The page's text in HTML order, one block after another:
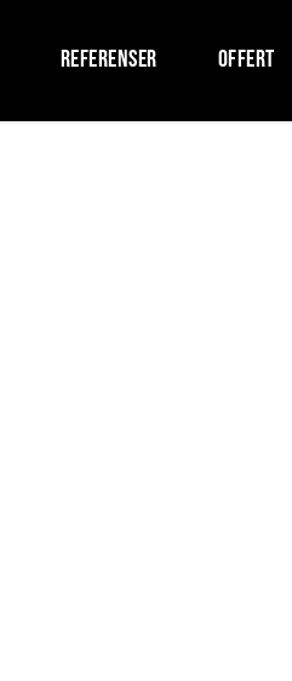
REFERENSER OFFERT